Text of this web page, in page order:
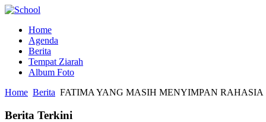
Home
Agenda
Berita
Tempat Ziarah
Album Foto
Home Berita FATIMA YANG MASIH MENYIMPAN RAHASIA
Berita Terkini